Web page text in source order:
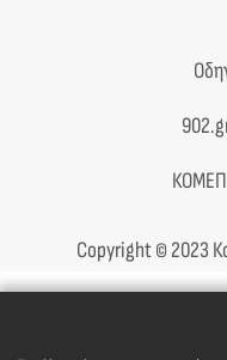
ΚΟΜΕΠ
Copyright © 2023